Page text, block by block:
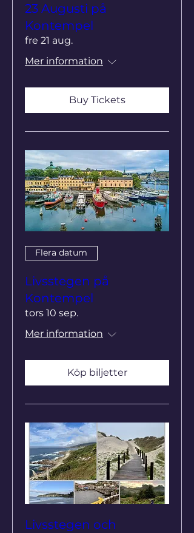
23 Augusti på
Kontempel
fre 21 aug.
Mer information
Buy Tickets
Flera datum
Livsstegen på
Kontempel
tors 10 sep.
Mer information
Köp biljetter
Livsstegen och